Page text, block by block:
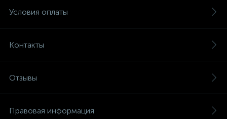
Условия оплаты
Контакты
Отзывы
Правовая информация